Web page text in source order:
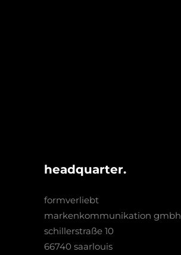
headquarter.
formverliebt
markenkommunikation gmbh
schillerstraße 10
66740 saarlouis